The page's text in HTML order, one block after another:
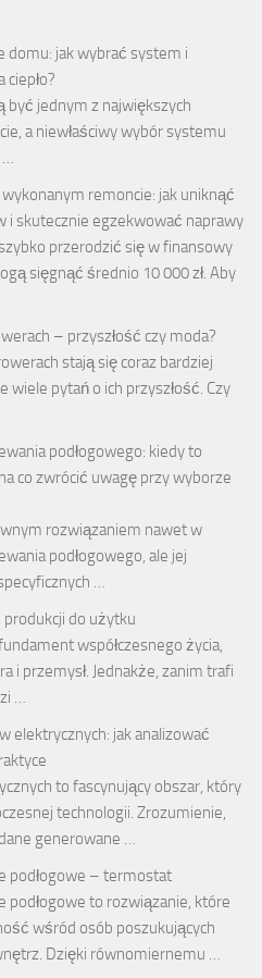
domu: jak wybrać system i
być jednym z największych
a niewłaściwy wybór systemu
…
remoncie: jak uniknąć
i skutecznie egzekwować naprawy
przerodzić się w finansowy
sięgnąć średnio 10 000 zł. Aby
– przyszłość czy moda?
stają się coraz bardziej
wiele pytań o ich przyszłość. Czy
podłogowego: kiedy to
co zwrócić uwagę przy wyborze
rozwiązaniem nawet w
podłogowego, ale jej
…
produkcji do użytku
współczesnego życia,
i przemysł. Jednakże, zanim trafi
…
elektrycznych: jak analizować
to fascynujący obszar, który
technologii. Zrozumienie,
generowane …
podłogowe – termostat
podłogowe to rozwiązanie, które
wśród osób poszukujących
Dzięki równomiernemu …